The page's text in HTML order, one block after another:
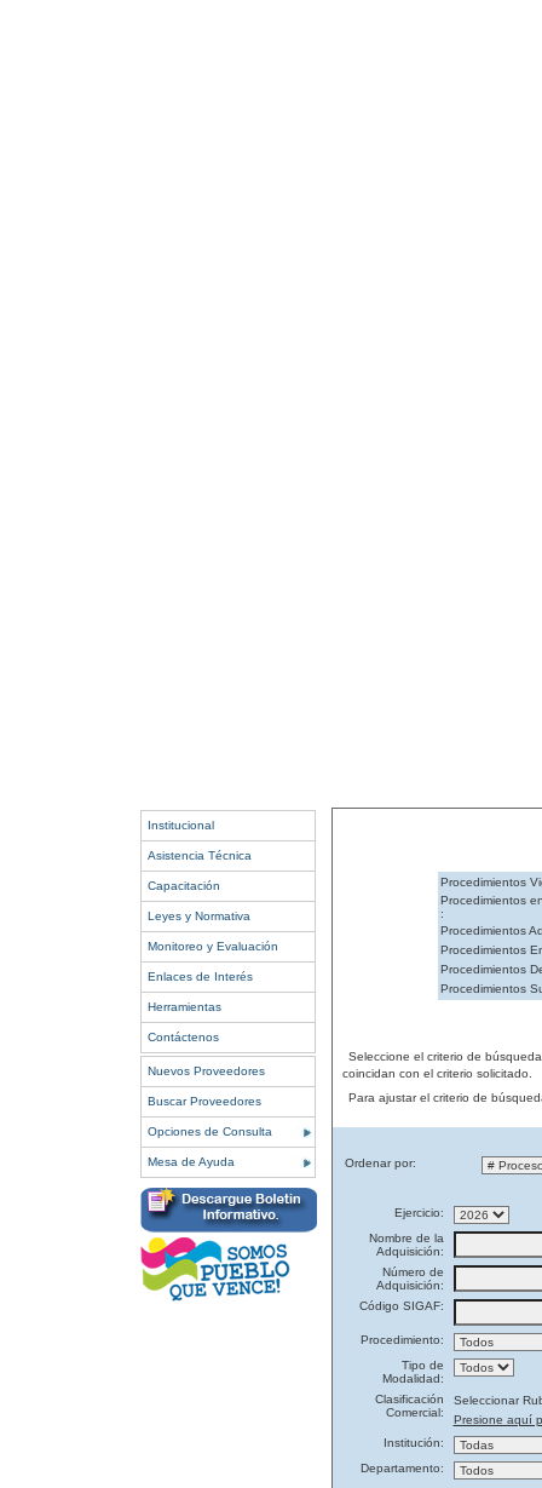
Institucional
Asistencia Técnica
Capacitación
Leyes y Normativa
Monitoreo y Evaluación
Enlaces de Interés
Herramientas
Contáctenos
Nuevos Proveedores
Buscar Proveedores
Opciones de Consulta
Mesa de Ayuda
Procedimientos
Procedimientos
:
Procedimientos
Procedimientos
Procedimientos
Procedimientos
Seleccione el criterio de
coincidan con el criterio solicitado.
Para ajustar el criterio de
Ordenar por:
Ejercicio:
Nombre de la
Adquisición:
Número de
Adquisición:
Código SIGAF:
Procedimiento:
Tipo de
Modalidad:
Clasificación
Comercial:
Seleccionar
Presione aquí
Institución:
Departamento: